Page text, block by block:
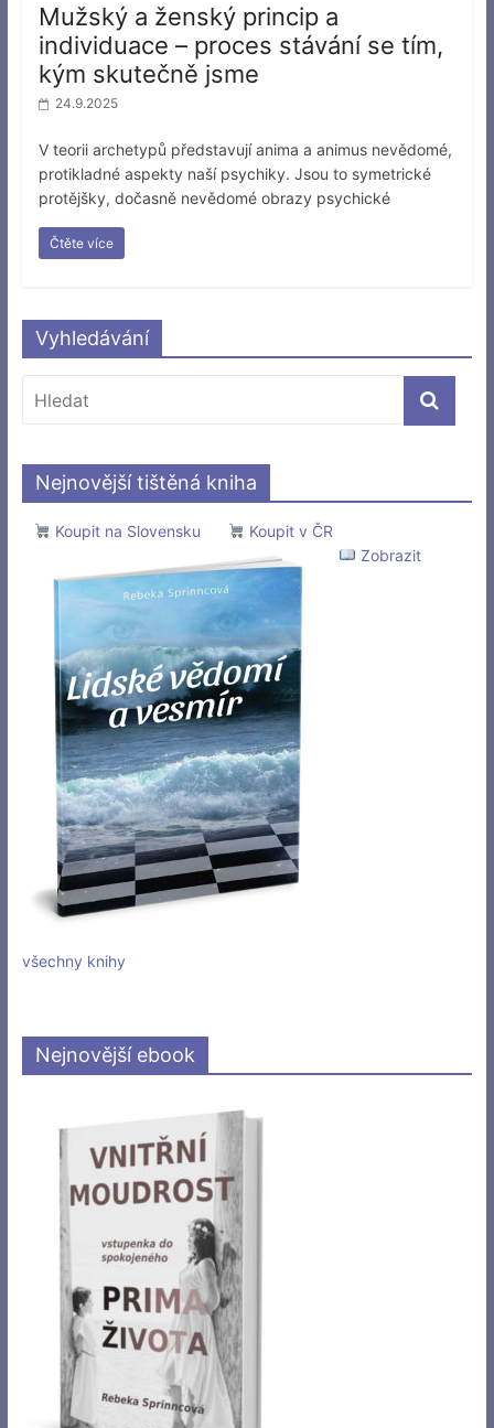
Mužský a ženský princip a
individuace – proces stávání se tím,
kým skutečně jsme
24.9.2025
V teorii archetypů představují anima a animus nevědomé,
protikladné aspekty naší psychiky. Jsou to symetrické
protějšky, dočasně nevědomé obrazy psychické
Čtěte více
Vyhledávání
Nejnovější tištěná kniha
Koupit na Slovensku
Koupit v ČR
Zobrazit
všechny knihy
Nejnovější ebook